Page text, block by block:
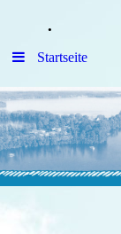
.
Startseite